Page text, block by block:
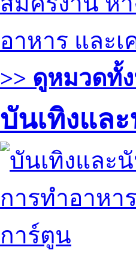
อาหาร และเ
>> ดูหมวดทั้
บันเทิงแล
การทำอาหาร
การ์ตูน